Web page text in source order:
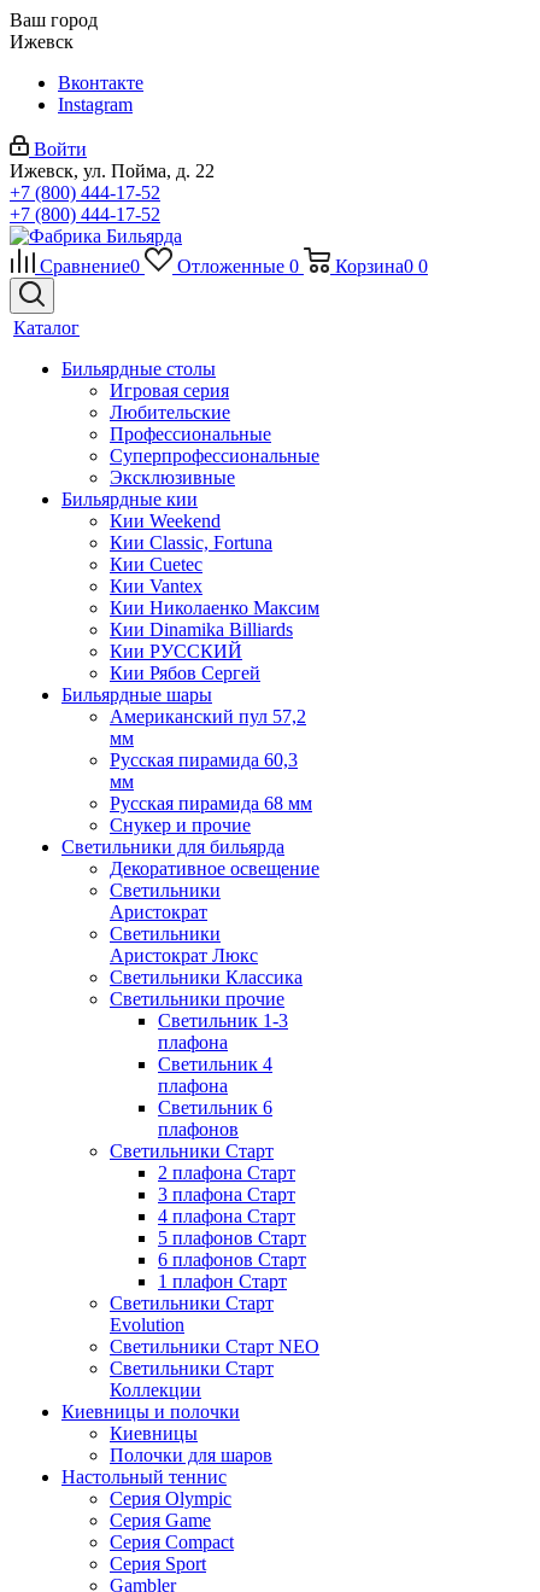
Ваш город
Ижевск
Вконтакте
Instagram
Войти
Ижевск, ул. Пойма, д. 22
+7 (800) 444-17-52
+7 (800) 444-17-52
Сравнение0 Отложенные 0 Корзина0 0
Каталог
Бильярдные столы
Игровая серия
Любительские
Профессиональные
Суперпрофессиональные
Эксклюзивные
Бильярдные кии
Кии Weekend
Кии Classic, Fortuna
Кии Cuetec
Кии Vantex
Кии Николаенко Максим
Кии Dinamika Billiards
Кии РУССКИЙ
Кии Рябов Сергей
Бильярдные шары
Американский пул 57,2
мм
Русская пирамида 60,3
мм
Русская пирамида 68 мм
Снукер и прочие
Светильники для бильярда
Декоративное освещение
Светильники
Аристократ
Светильники
Аристократ Люкс
Светильники Классика
Светильники прочие
Светильник 1-3
плафона
Светильник 4
плафона
Светильник 6
плафонов
Светильники Старт
2 плафона Старт
3 плафона Старт
4 плафона Старт
5 плафонов Старт
6 плафонов Старт
1 плафон Старт
Светильники Старт
Evolution
Светильники Старт NEO
Светильники Старт
Коллекции
Киевницы и полочки
Киевницы
Полочки для шаров
Настольный теннис
Серия Olympic
Серия Game
Серия Compact
Серия Sport
Gambler